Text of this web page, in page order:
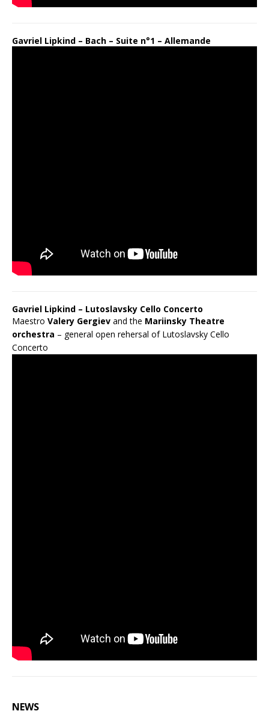
Gavriel Lipkind – Bach – Suite n°1 – Allemande
Gavriel Lipkind – Lutoslavsky Cello Concerto
Maestro Valery Gergiev and the Mariinsky Theatre
orchestra – general open rehersal of Lutoslavsky Cello
Concerto
NEWS